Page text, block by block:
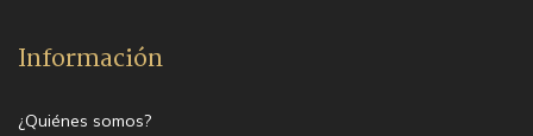
Información
¿Quiénes somos?